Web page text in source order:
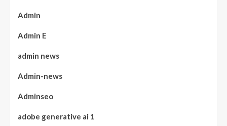
Admin
Admin E
admin news
Admin-news
Adminseo
adobe generative ai 1